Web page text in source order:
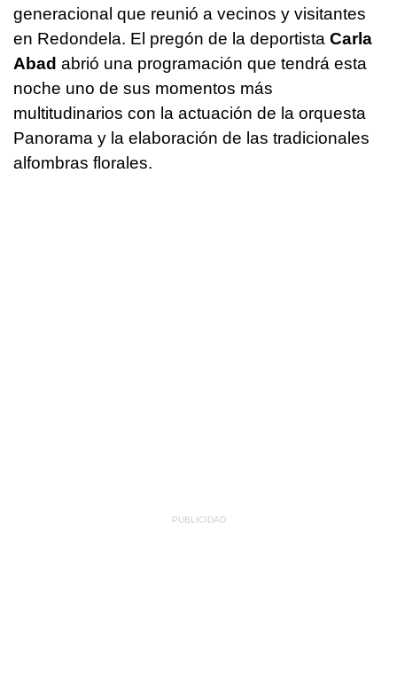
generacional que reunió a vecinos y visitantes
en Redondela. El pregón de la deportista Carla
Abad abrió una programación que tendrá esta
noche uno de sus momentos más
multitudinarios con la actuación de la orquesta
Panorama y la elaboración de las tradicionales
alfombras florales.